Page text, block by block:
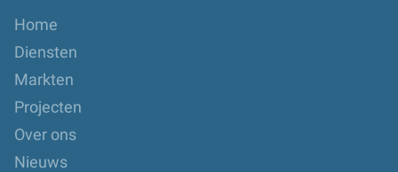
Home
Diensten
Markten
Projecten
Over ons
Nieuws